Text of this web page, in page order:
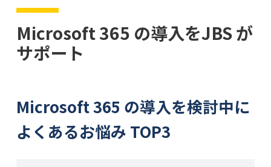
Microsoft 365 の導入をJBS が
サポート
Microsoft 365 の導入を検討中に
よくあるお悩み TOP3